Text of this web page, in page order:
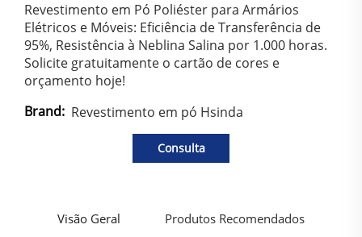
Revestimento em Pó Poliéster para Armários
Elétricos e Móveis: Eficiência de Transferência de
95%, Resistência à Neblina Salina por 1.000 horas.
Solicite gratuitamente o cartão de cores e
orçamento hoje!
Brand: Revestimento em pó Hsinda
Consulta
Visão Geral Produtos Recomendados